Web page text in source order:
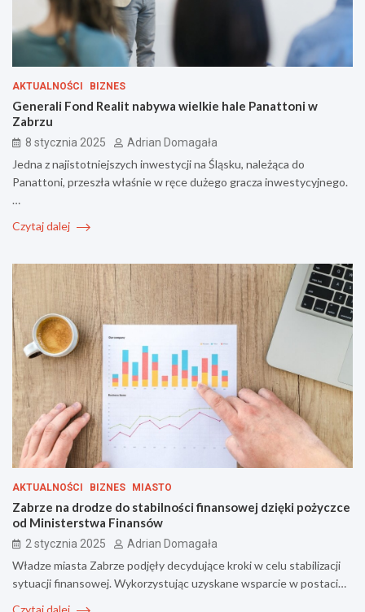
AKTUALNOŚCI BIZNES
Generali Fond Realit nabywa wielkie hale Panattoni w
Zabrzu
8 stycznia 2025 Adrian Domagała
Jedna z najistotniejszych inwestycji na Śląsku, należąca do
Panattoni, przeszła właśnie w ręce dużego gracza inwestycyjnego.
…
Czytaj dalej
AKTUALNOŚCI BIZNES MIASTO
Zabrze na drodze do stabilności finansowej dzięki pożyczce
od Ministerstwa Finansów
2 stycznia 2025 Adrian Domagała
Władze miasta Zabrze podjęły decydujące kroki w celu stabilizacji
sytuacji finansowej. Wykorzystując uzyskane wsparcie w postaci…
Czytaj dalej